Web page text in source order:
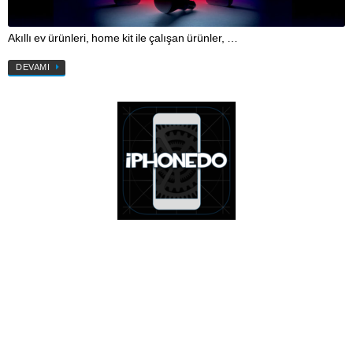
Akıllı ev ürünleri, home kit ile çalışan ürünler, …
DEVAMI